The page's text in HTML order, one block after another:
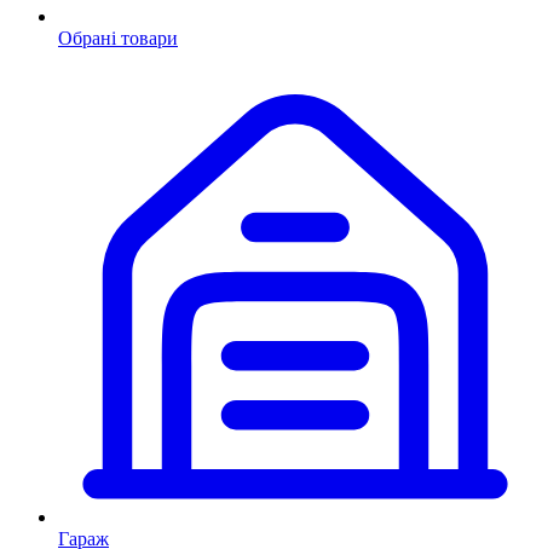
Обрані товари
Гараж